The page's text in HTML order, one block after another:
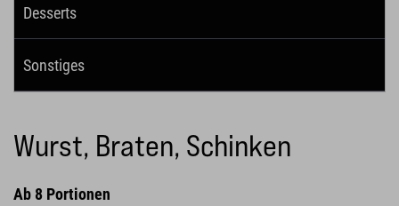
Desserts
Sonstiges
Wurst, Braten, Schinken
Ab 8 Portionen